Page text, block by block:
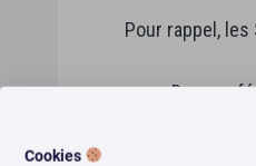
Pour rappel, les
Des
Cookies